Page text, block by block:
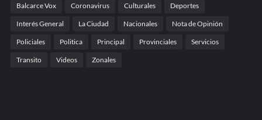
Balcarce Vox Coronavirus Culturales Deportes
Interés General La Ciudad Nacionales Nota de Opinión
Policiales Politica Principal Provinciales Servicios
Transito Videos Zonales